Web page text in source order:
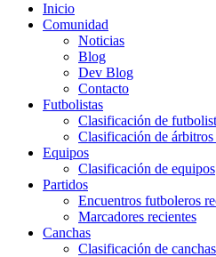
Inicio
Comunidad
Noticias
Blog
Dev Blog
Contacto
Futbolistas
Clasificación de
Clasificación de
Equipos
Clasificación de equipos
Partidos
Encuentros futboleros
Marcadores recientes
Canchas
Clasificación de canchas